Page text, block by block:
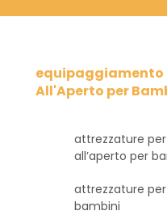
equipaggiamento
All'Aperto per
attrezzature
all’aperto per
attrezzature
bambini